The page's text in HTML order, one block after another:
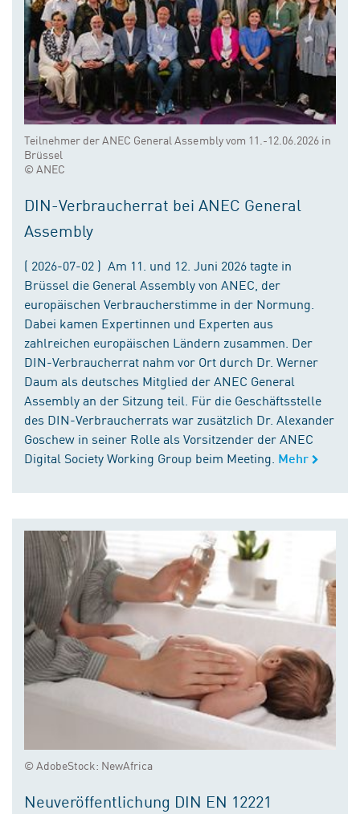
Teilnehmer der ANEC General Assembly vom 11.-12.06.2026 in
Brüssel
© ANEC
DIN-Verbraucherrat bei ANEC General
Assembly
( 2026-07-02 ) Am 11. und 12. Juni 2026 tagte in
Brüssel die General Assembly von ANEC, der
europäischen Verbraucherstimme in der Normung.
Dabei kamen Expertinnen und Experten aus
zahlreichen europäischen Ländern zusammen. Der
DIN-Verbraucherrat nahm vor Ort durch Dr. Werner
Daum als deutsches Mitglied der ANEC General
Assembly an der Sitzung teil. Für die Geschäftsstelle
des DIN-Verbraucherrats war zusätzlich Dr. Alexander
Goschew in seiner Rolle als Vorsitzender der ANEC
Digital Society Working Group beim Meeting. Mehr
© AdobeStock: NewAfrica
Neuveröffentlichung DIN EN 12221